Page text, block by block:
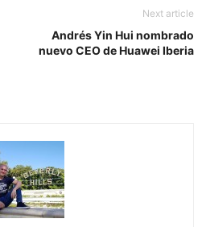
Next article
Andrés Yin Hui nombrado
nuevo CEO de Huawei Iberia